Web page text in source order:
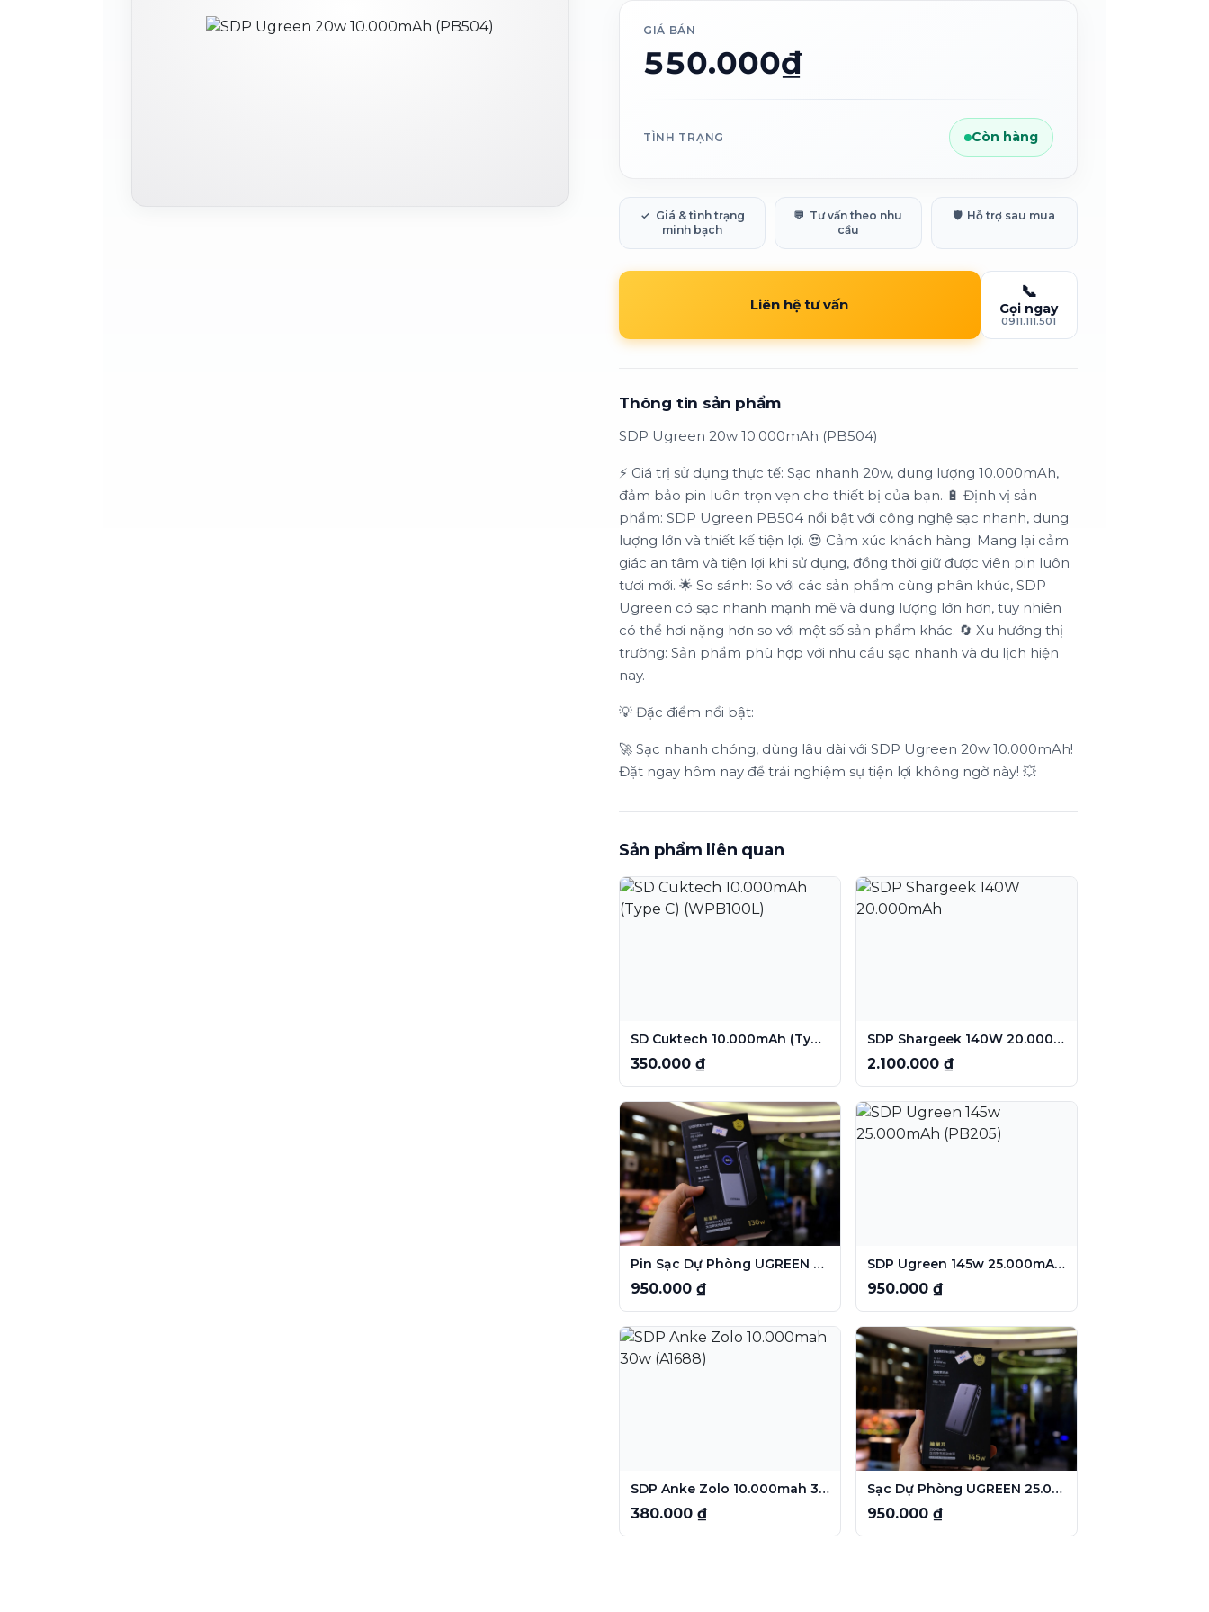
GIÁ BÁN
550.000₫
TÌNH TRẠNG Còn hàng
✓ Giá & tình trạng
minh bạch
💬 Tư vấn theo nhu
cầu
🛡️ Hỗ trợ sau mua
Liên hệ tư vấn
📞
Gọi ngay
0911.111.501
Thông tin sản phẩm
SDP Ugreen 20w 10.000mAh (PB504)
⚡️ Giá trị sử dụng thực tế: Sạc nhanh 20w, dung lượng 10.000mAh,
đảm bảo pin luôn trọn vẹn cho thiết bị của bạn. 🔋 Định vị sản
phẩm: SDP Ugreen PB504 nổi bật với công nghệ sạc nhanh, dung
lượng lớn và thiết kế tiện lợi. 😍 Cảm xúc khách hàng: Mang lại cảm
giác an tâm và tiện lợi khi sử dụng, đồng thời giữ được viên pin luôn
tươi mới. 🌟 So sánh: So với các sản phẩm cùng phân khúc, SDP
Ugreen có sạc nhanh mạnh mẽ và dung lượng lớn hơn, tuy nhiên
có thể hơi nặng hơn so với một số sản phẩm khác. 🔄 Xu hướng thị
trường: Sản phẩm phù hợp với nhu cầu sạc nhanh và du lịch hiện
nay.
💡 Đặc điểm nổi bật:
🚀 Sạc nhanh chóng, dùng lâu dài với SDP Ugreen 20w 10.000mAh!
Đặt ngay hôm nay để trải nghiệm sự tiện lợi không ngờ này! 💥
Sản phẩm liên quan
SD Cuktech 10.000mAh (Type C) (WPB100L)
350.000 ₫
SDP Shargeek 140W 20.000mAh
2.100.000 ₫
Pin Sạc Dự Phòng UGREEN PB722 – 25.000mAh | 200W | PD + QC 3.0
950.000 ₫
SDP Ugreen 145w 25.000mAh (PB205)
950.000 ₫
SDP Anke Zolo 10.000mah 30w (A1688)
380.000 ₫
Sạc Dự Phòng UGREEN 25.000mAh 145W – PB205
950.000 ₫